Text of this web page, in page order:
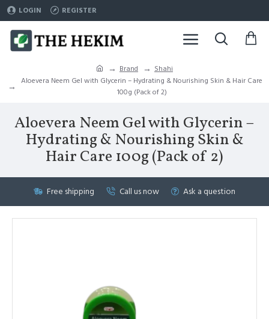
LOGIN REGISTER
Brand
Shahi
Aloevera Neem Gel with Glycerin – Hydrating & Nourishing Skin & Hair Care
100g (Pack of 2)
Aloevera Neem Gel with Glycerin –
Hydrating & Nourishing Skin &
Hair Care 100g (Pack of 2)
Free shipping Call us now Ask a question